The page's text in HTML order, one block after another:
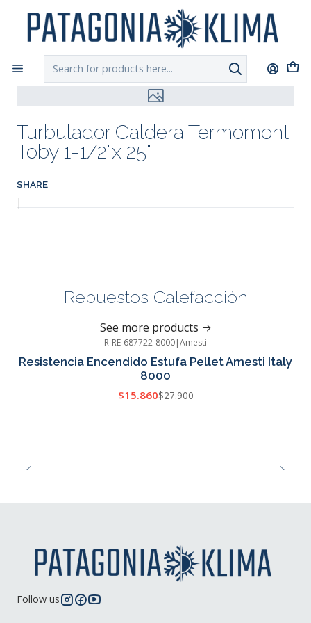
Chilexpress
Home Repuestos Caldera Pellet
Turbulador Caldera Termomont Toby 1-1/2"x 25"
Turbulador Caldera Termomont
Toby 1-1/2"x 25"
SHARE
|
Repuestos Calefacción
See more products
-43%
OFF
R-RE-687722-8000|Amesti
Resistencia Encendido Estufa Pellet Amesti Italy
8000
$15.860$27.900
Follow us